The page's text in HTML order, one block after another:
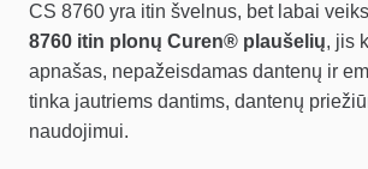
CS 8760 yra itin švelnus, bet labai
8760 itin plonų Curen® plaušelių, jis
apnašas, nepažeisdamas dantenų ir
tinka jautriems dantims, dantenų
naudojimui.